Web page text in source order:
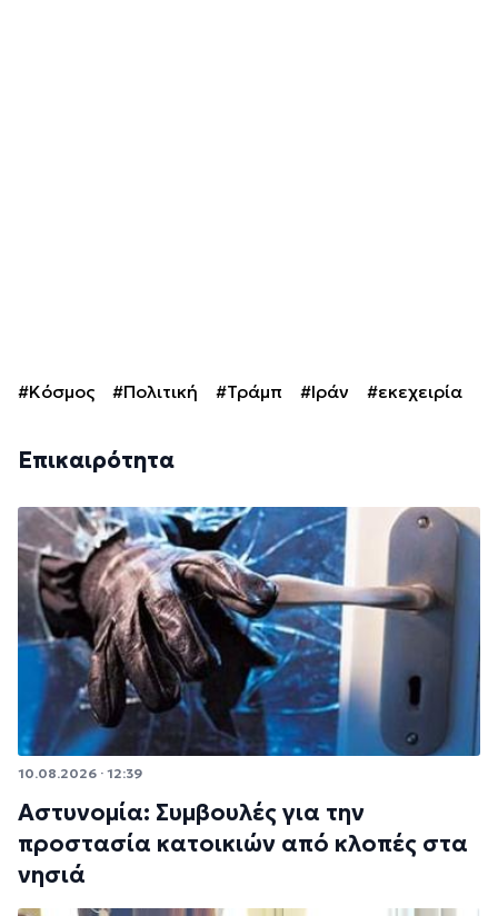
#Κόσμος #Πολιτική #Τράμπ #Ιράν #εκεχειρία
Επικαιρότητα
10.08.2026 · 12:39
Αστυνομία: Συμβουλές για την
προστασία κατοικιών από κλοπές στα
νησιά